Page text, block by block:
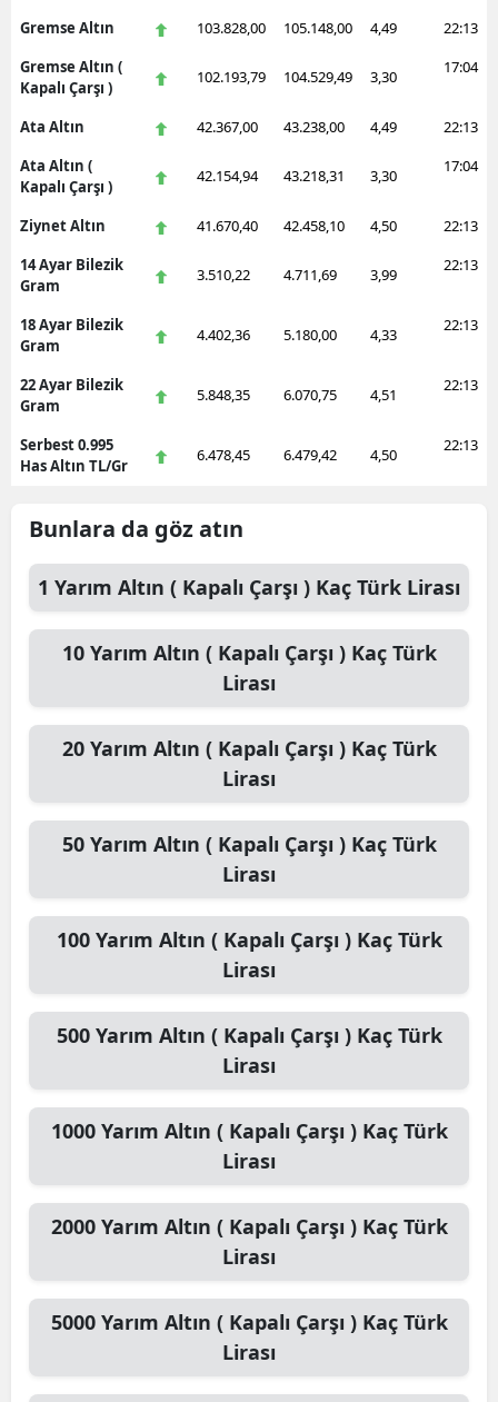
Gremse Altın 103.828,00 105.148,00 4,49
22:13
Gremse Altın (
Kapalı Çarşı )
102.193,79 104.529,49 3,30 17:04
Ata Altın 42.367,00 43.238,00 4,49
22:13
Ata Altın (
Kapalı Çarşı )
42.154,94 43.218,31 3,30 17:04
Ziynet Altın 41.670,40 42.458,10 4,50
22:13
14 Ayar Bilezik
Gram
3.510,22 4.711,69 3,99 22:13
18 Ayar Bilezik
Gram
4.402,36 5.180,00 4,33 22:13
22 Ayar Bilezik
Gram
5.848,35 6.070,75 4,51 22:13
Serbest 0.995
Has Altın TL/Gr
6.478,45 6.479,42 4,50 22:13
Bunlara da göz atın
1 Yarım Altın ( Kapalı Çarşı ) Kaç Türk Lirası
10 Yarım Altın ( Kapalı Çarşı )Kaç Türk
Lirası
20 Yarım Altın ( Kapalı Çarşı )Kaç Türk
Lirası
50 Yarım Altın ( Kapalı Çarşı )Kaç Türk
Lirası
100 Yarım Altın ( Kapalı Çarşı )Kaç Türk
Lirası
500 Yarım Altın ( Kapalı Çarşı )Kaç Türk
Lirası
1000 Yarım Altın ( Kapalı Çarşı )Kaç Türk
Lirası
2000 Yarım Altın ( Kapalı Çarşı )Kaç Türk
Lirası
5000 Yarım Altın ( Kapalı Çarşı )Kaç Türk
Lirası